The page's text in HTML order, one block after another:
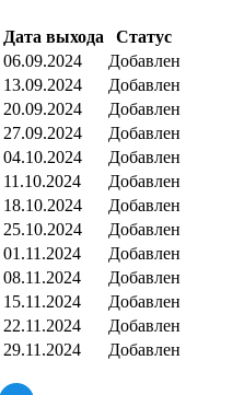
Дата выхода
Статус
06.09.2024
Добавлен
13.09.2024
Добавлен
20.09.2024
Добавлен
27.09.2024
Добавлен
04.10.2024
Добавлен
11.10.2024
Добавлен
18.10.2024
Добавлен
25.10.2024
Добавлен
01.11.2024
Добавлен
08.11.2024
Добавлен
15.11.2024
Добавлен
22.11.2024
Добавлен
29.11.2024
Добавлен